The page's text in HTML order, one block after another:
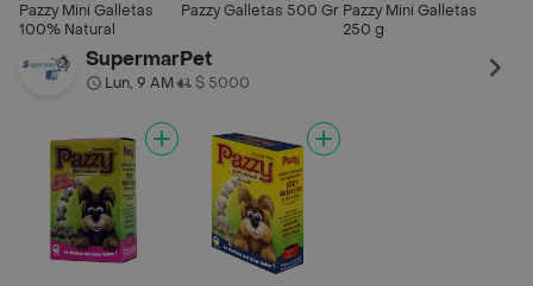
Pazzy Mini Galletas
100% Natural
Pazzy Galletas 500 Gr Pazzy Mini Galletas
250 g
SupermarPet
Lun, 9 AM• $ 5000